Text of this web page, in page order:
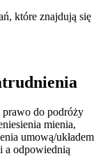
które znajdują się
do podróży
mienia,
umową/układem
a odpowiednią